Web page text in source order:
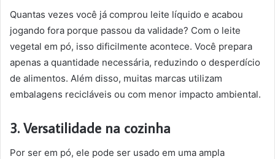
Quantas vezes você já comprou leite líquido e acabou
jogando fora porque passou da validade? Com o leite
vegetal em pó, isso dificilmente acontece. Você prepara
apenas a quantidade necessária, reduzindo o desperdício
de alimentos. Além disso, muitas marcas utilizam
embalagens recicláveis ou com menor impacto ambiental.
3. Versatilidade na cozinha
Por ser em pó, ele pode ser usado em uma ampla